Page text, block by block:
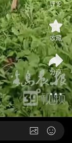
评论
收藏
分享